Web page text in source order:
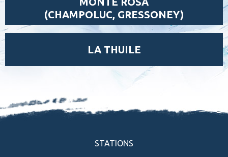
(CHAMPOLUC, GRESSONEY)
LA THUILE
STATIONS